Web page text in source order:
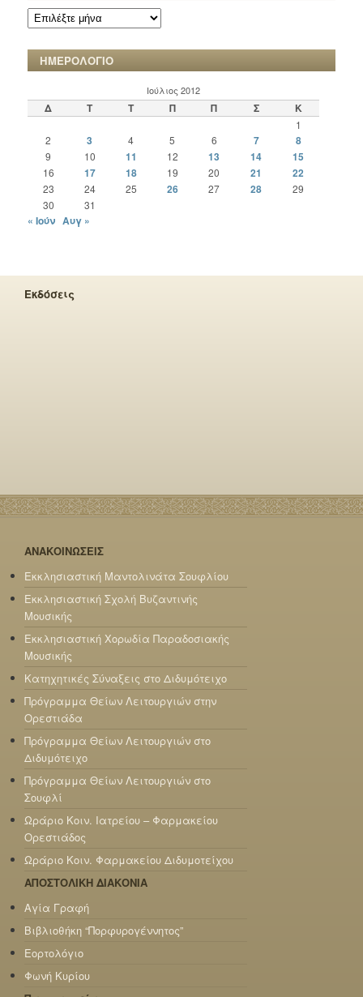
ΑΡΧΕΙΟ
ΧΡΟΝΙΚΩΝ
ΗΜΕΡΟΛΟΓΙΟ
Ιούλιος 2012
Δ Τ Τ Π Π Σ Κ
1
2
3 4 5 6 7 8
9 10 11 12 13 14 15
16 17 18 19 20 21 22
23 24 25 26 27 28
29
30
31
« Ιούν Αυγ »
Εκδόσεις
ΑΝΑΚΟΙΝΩΣΕΙΣ
Εκκλησιαστική Μαντολινάτα Σουφλίου
Εκκλησιαστική Σχολή Βυζαντινής
Μουσικής
Εκκλησιαστική Χορωδία Παραδοσιακής
Μουσικής
Κατηχητικές Σύναξεις στο Διδυμότειχο
Πρόγραμμα Θείων Λειτουργιών στην
Ορεστιάδα
Πρόγραμμα Θείων Λειτουργιών στο
Διδυμότειχο
Πρόγραμμα Θείων Λειτουργιών στο
Σουφλί
Ωράριο Κοιν. Ιατρείου – Φαρμακείου
Ορεστιάδος
Ωράριο Κοιν. Φαρμακείου Διδυμοτείχου
ΑΠΟΣΤΟΛΙΚΗ ΔΙΑΚΟΝΙΑ
Αγία Γραφή
Βιβλιοθήκη “Πορφυρογέννητος”
Εορτολόγιο
Φωνή Κυρίου